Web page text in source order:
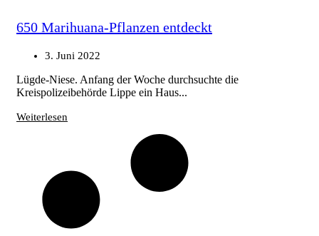
650 Marihuana-Pflanzen entdeckt
3. Juni 2022
Lügde-Niese. Anfang der Woche durchsuchte die
Kreispolizeibehörde Lippe ein Haus...
Weiterlesen